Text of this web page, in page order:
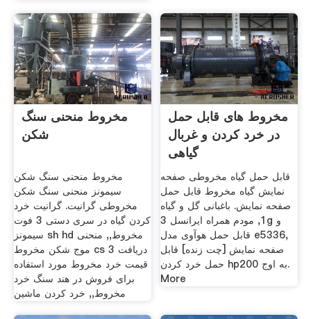
مخروط منحنی سنگ
شکن
مخروط منحنی سنگ شکن
سیمونز منحنی سنگ شکن
مخروطی گرانیت. گرانیت خرد
کردن گیاه در سری دستی 3 فوت
سیمونز sh hd مخروط,, منحنی
موج شکن مخروط cs 3 دریافت
قیمت خرد مخروط مورد استفاده
برای فروش در هند سنگ خرد
مخروط,, خرد کردن ماشین
مخروط های قابل حمل
در خرد کردن و غربال
گیاهی
قابل حمل گیاه مخروطی صفحه
نمایش گیاه مخروط قابل حمل
صفحه نمایش. باغبانی گل و گیاه
1, مودم همراه ایرانسل 3g و
قابل حمل هوآوی مدل e5336,
صفحه نمایش [چت زنده] قابل
حمل خرد کردن hp200 به اوج.
More